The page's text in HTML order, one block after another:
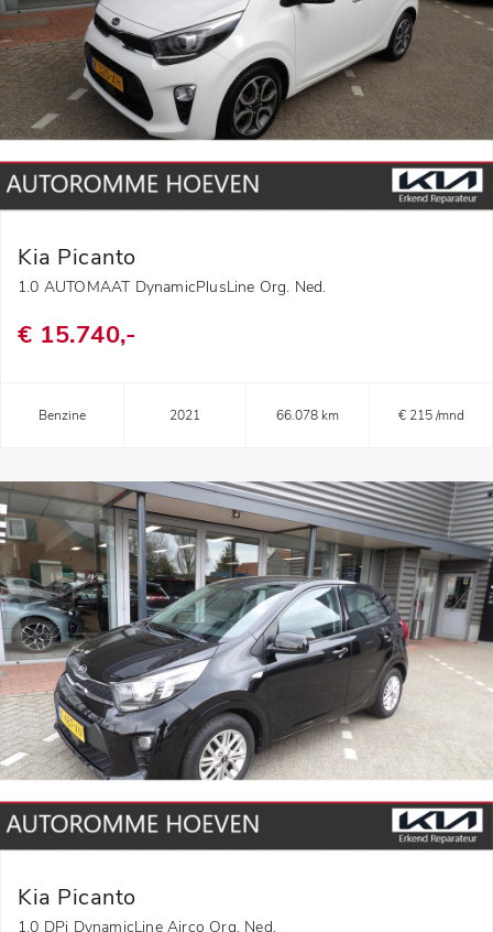
Kia Picanto
1.0 AUTOMAAT DynamicPlusLine Org. Ned.
€ 15.740,-
Benzine 2021 66.078 km € 215 /mnd
Kia Picanto
1.0 DPi DynamicLine Airco Org. Ned.